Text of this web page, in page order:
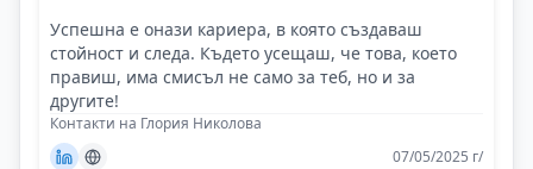
Успешна е онази кариера, в която създаваш
стойност и следа. Където усещаш, че това, което
правиш, има смисъл не само за теб, но и за
другите!
Контакти на Глория Николова
07/05/2025 г/